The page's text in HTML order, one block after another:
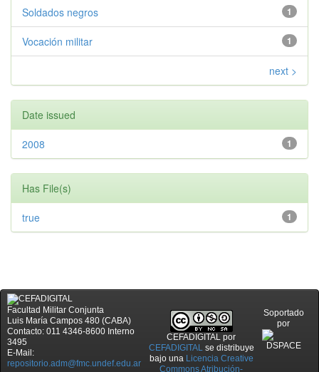
1
Soldados negros
1
Vocación militar
next >
Date issued
1
2008
Has File(s)
1
true
Facultad Militar Conjunta
Luis María Campos 480 (CABA)
Contacto: 011 4346-8600 Interno
3495
E-Mail:
repositorio.adm@fmc.undef.edu.ar
CEFADIGITAL por
CEFADIGITALse distribuye
bajo una Licencia Creative
Commons Atribución-
Soportado
por